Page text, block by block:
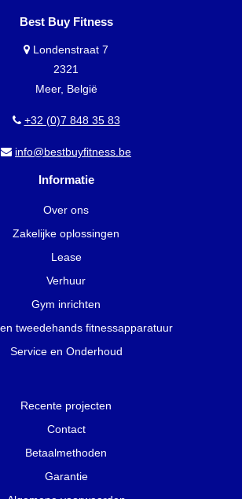
Best Buy Fitness
Londenstraat 7
2321
Meer, België
+32 (0)7 848 35 83
info@bestbuyfitness.be
Informatie
Over ons
Zakelijke oplossingen
Lease
Verhuur
Gym inrichten
tweedehands fitnessapparatuur
Service en Onderhoud
Recente projecten
Contact
Betaalmethoden
Garantie